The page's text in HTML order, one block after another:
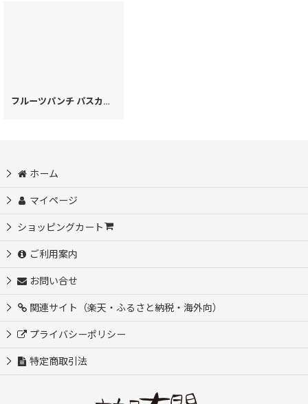
フルーツパンチ パスカードホルダー［t］
ホーム
マイページ
ショッピングカート
ご利用案内
お問い合せ
関連サイト（楽天・ふるさと納税・海外向）
プライバシーポリシー
特定商取引法